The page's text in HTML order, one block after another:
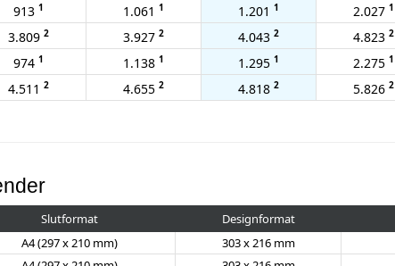
913 1 1.061 1 1.201 1 2.027 1
3.809 2 3.927 2 4.043 2 4.823 2
974 1 1.138 1 1.295 1 2.275 1
4.511 2 4.655 2 4.818 2 5.826 2
Slutformat Designformat
A4 (297 x 210 mm) 303 x 216 mm